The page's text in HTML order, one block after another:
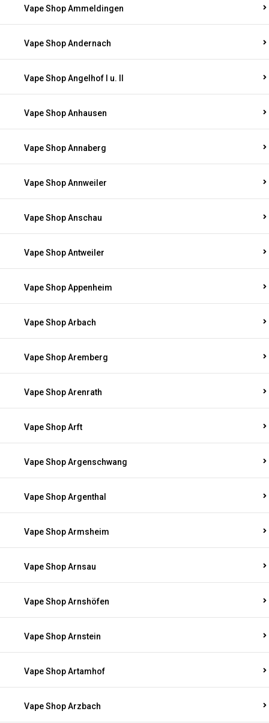
Vape Shop Ammeldingen
Vape Shop Andernach
Vape Shop Angelhof I u. II
Vape Shop Anhausen
Vape Shop Annaberg
Vape Shop Annweiler
Vape Shop Anschau
Vape Shop Antweiler
Vape Shop Appenheim
Vape Shop Arbach
Vape Shop Aremberg
Vape Shop Arenrath
Vape Shop Arft
Vape Shop Argenschwang
Vape Shop Argenthal
Vape Shop Armsheim
Vape Shop Arnsau
Vape Shop Arnshöfen
Vape Shop Arnstein
Vape Shop Artamhof
Vape Shop Arzbach